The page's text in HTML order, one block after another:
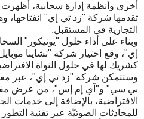
أخرى وأنظمة إدارة سحابية، أظهرت
تقدمها شركة "زد تي إي" انفتاحها،
التجارية في المستقبل.
وبناء على أداء حلول "يونيكور"
إي"، وقع اختيار شركة "تشاينا
كشريك لها في حلول النواة
وستتمكن شركة "زد تي إي"، عبر
بي سي" و"آي إم إس"، من عرض
الافتراضية، بالإضافة إلى خدمات
للمحادثات الصوتيَّة عبر تقنية